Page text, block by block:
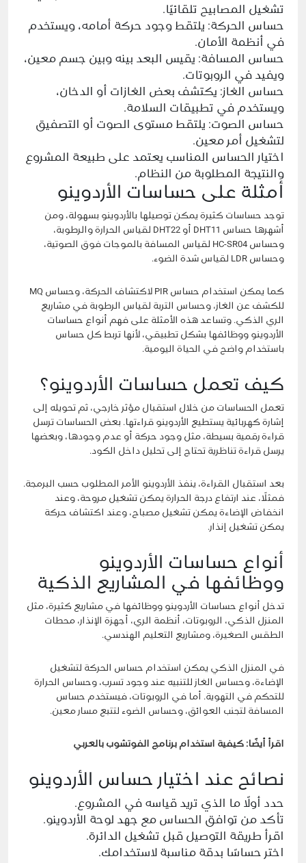
تشغيل المصابيح تلقائيًا.
حساس الحركة: يلتقط وجود حركة أمامه، ويستخدم
في أنظمة الأمان.
حساس المسافة: يقيس البعد بينه وبين جسم معين،
ويفيد في الروبوتات.
حساس الغاز: يكتشف بعض الغازات أو الدخان،
ويستخدم في تطبيقات السلامة.
حساس الصوت: يلتقط مستوى الصوت أو التصفيق
لتشغيل أمر معين.
اختيار الحساس المناسب يعتمد على طبيعة المشروع
والنتيجة المطلوبة من النظام.
أمثلة على حساسات الأردوينو
توجد حساسات كثيرة يمكن توصيلها بالأردوينو بسهولة، ومن
أشهرها حساس DHT11 أو DHT22 لقياس الحرارة والرطوبة،
وحساس HC-SR04 لقياس المسافة بالموجات فوق الصوتية،
وحساس LDR لقياس شدة الضوء.
كما يمكن استخدام حساس PIR لاكتشاف الحركة، وحساس MQ
للكشف عن الغاز، وحساس التربة لقياس الرطوبة في مشاريع
الري الذكي. وتساعد هذه الأمثلة على فهم أنواع حساسات
الأردوينو ووظائفها بشكل تطبيقي، لأنها تربط كل حساس
باستخدام واضح في الحياة اليومية.
كيف تعمل حساسات الأردوينو؟
تعمل الحساسات من خلال استقبال مؤثر خارجي، ثم تحويله إلى
إشارة كهربائية يستطيع الأردوينو قراءتها. بعض الحساسات ترسل
قراءة رقمية بسيطة، مثل وجود حركة أو عدم وجودها، وبعضها
يرسل قراءة تناظرية تحتاج إلى تحليل داخل الكود.
بعد استقبال القراءة، ينفذ الأردوينو الأمر المطلوب حسب البرمجة.
فمثلًا، عند ارتفاع درجة الحرارة يمكن تشغيل مروحة، وعند
انخفاض الإضاءة يمكن تشغيل مصباح، وعند اكتشاف حركة
يمكن تشغيل إنذار.
أنواع حساسات الأردوينو
ووظائفها في المشاريع الذكية
تدخل أنواع حساسات الأردوينو ووظائفها في مشاريع كثيرة، مثل
المنزل الذكي، الروبوتات، أنظمة الري، أجهزة الإنذار، محطات
الطقس الصغيرة، ومشاريع التعليم الهندسي.
في المنزل الذكي يمكن استخدام حساس الحركة لتشغيل
الإضاءة، وحساس الغاز للتنبيه عند وجود تسرب، وحساس الحرارة
للتحكم في التهوية. أما في الروبوتات، فيستخدم حساس
المسافة لتجنب العوائق، وحساس الضوء لتتبع مسار معين.
اقرأ أيضًا: كيفية استخدام برنامج الفوتشوب بالعربي
نصائح عند اختيار حساس الأردوينو
حدد أولًا ما الذي تريد قياسه في المشروع.
تأكد من توافق الحساس مع جهد لوحة الأردوينو.
اقرأ طريقة التوصيل قبل تشغيل الدائرة.
اختر حساسًا بدقة مناسبة لاستخدامك.